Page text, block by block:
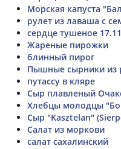
Морская капуста
рулет из лаваша с
сердце тушеное
Жареные пирожки
блинный пирог
Пышные сырники из
путассу в кляре
Сыр плавленый
Хлебцы молодцы
Сыр "Kasztelan"
Салат из моркови
салат сахалинский